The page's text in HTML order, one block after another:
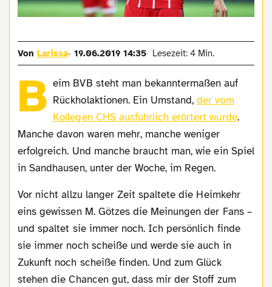
VonLarissa 19.06.2019 14:35 Lesezeit: 4 Min.
B eim BVB steht man bekanntermaßen auf
Rückholaktionen. Ein Umstand,der vom
Kollegen CHS ausführlich erörtert wurde.
Manche davon waren mehr, manche weniger
erfolgreich. Und manche braucht man, wie ein Spiel
in Sandhausen, unter der Woche, im Regen.
Vor nicht allzu langer Zeit spaltete die Heimkehr
eins gewissen M. Götzes die Meinungen der Fans –
und spaltet sie immer noch. Ich persönlich finde
sie immer noch scheiße und werde sie auch in
Zukunft noch scheiße finden. Und zum Glück
stehen die Chancen gut, dass mir der Stoff zum